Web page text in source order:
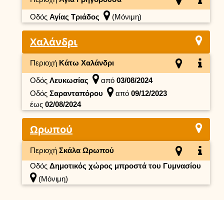
Οδός Αγίας Τριάδος (Μόνιμη)
Χαλάνδρι
Περιοχή Κάτω Χαλάνδρι
Οδός Λευκωσίας από 03/08/2024
Οδός Σαρανταπόρου από 09/12/2023
έως 02/08/2024
Ωρωπού
Περιοχή Σκάλα Ωρωπού
Οδός Δημοτικός χώρος μπροστά του Γυμνασίου
(Μόνιμη)